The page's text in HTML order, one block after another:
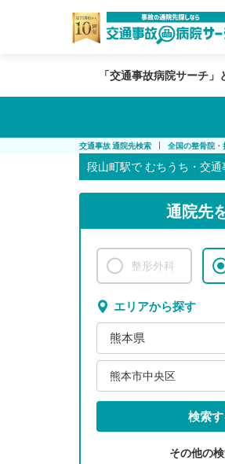
「交通事故病院サーチ」
交通事故 通院先検索 全国の整骨院・
段山町駅で むちうち・交
通院先
整形外科
エリアから探す
熊本県
熊本市中央区
検索
その他の